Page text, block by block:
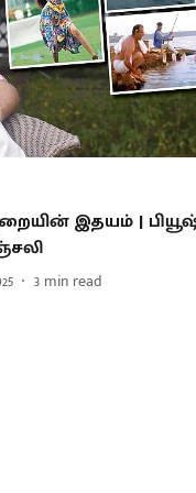
இதயம் |
3 min read